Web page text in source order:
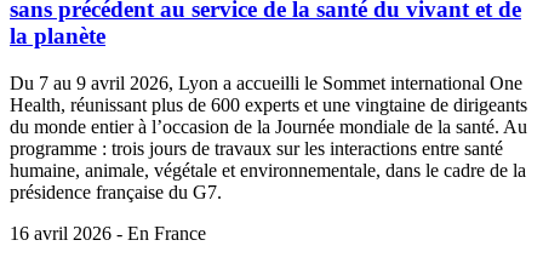
sans précédent au service de la santé du vivant et de
la planète
Du 7 au 9 avril 2026, Lyon a accueilli le Sommet international One
Health, réunissant plus de 600 experts et une vingtaine de dirigeants
du monde entier à l’occasion de la Journée mondiale de la santé. Au
programme : trois jours de travaux sur les interactions entre santé
humaine, animale, végétale et environnementale, dans le cadre de la
présidence française du G7.
16 avril 2026 - En France